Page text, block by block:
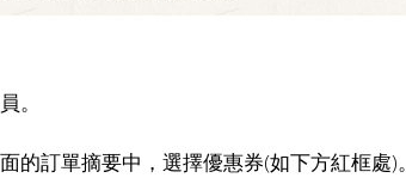
。
的訂單摘要中，選擇優惠券(如下方紅框處)。